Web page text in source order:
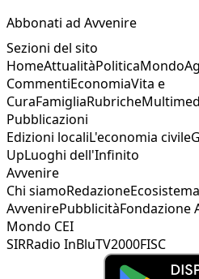
Abbonati ad Avvenire
Sezioni del sito
HomeAttualitàPoliticaMondo
CommentiEconomiaVita e
CuraFamigliaRubriche
Pubblicazioni
Edizioni localiL'economia civile
UpLuoghi dell'Infinito
Avvenire
Chi siamoRedazioneEcosistema
AvvenirePubblicitàFondazione
Mondo CEI
SIRRadio InBluTV2000FISC